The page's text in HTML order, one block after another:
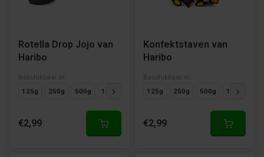
Rotella Drop Jojo van
Haribo
Beschikbaar in
125g
250g 500g 1000g
€2,99
Konfektstaven van
Haribo
Beschikbaar in
125g
250g 500g 1000g
€2,99